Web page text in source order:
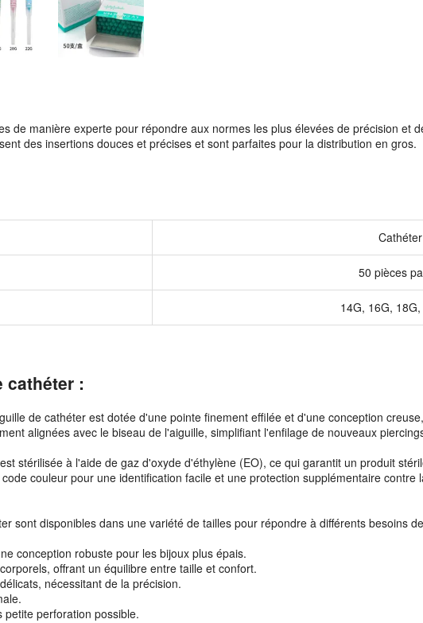
de manière experte pour répondre aux normes les plus élevées de précision et
des insertions douces et précises et sont parfaites pour la distribution en gros.
50 pièces
14G, 16G,
cathéter :
de cathéter est dotée d'une pointe finement effilée et d'une conception
alignées avec le biseau de l'aiguille, simplifiant l'enfilage de nouveaux
stérilisée à l'aide de gaz d'oxyde d'éthylène (EO), ce qui garantit un produit
couleur pour une identification facile et une protection supplémentaire contre
sont disponibles dans une variété de tailles pour répondre à différents besoins
conception robuste pour les bijoux plus épais.
offrant un équilibre entre taille et confort.
nécessitant de la précision.
perforation possible.